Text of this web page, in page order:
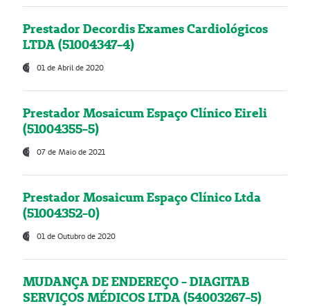
Prestador Decordis Exames Cardiológicos
LTDA (51004347-4)
01 de Abril de 2020
Prestador Mosaicum Espaço Clínico Eireli
(51004355-5)
07 de Maio de 2021
Prestador Mosaicum Espaço Clínico Ltda
(51004352-0)
01 de Outubro de 2020
MUDANÇA DE ENDEREÇO - DIAGITAB
SERVIÇOS MÉDICOS LTDA (54003267-5)